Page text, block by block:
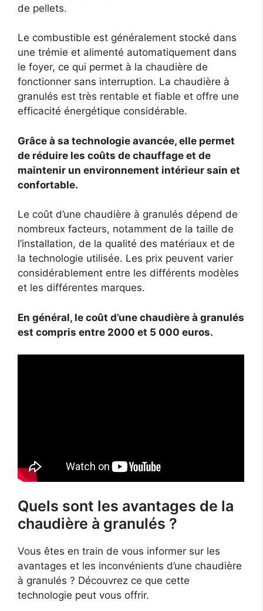
de pellets.
Le combustible est généralement stocké dans
une trémie et alimenté automatiquement dans
le foyer, ce qui permet à la chaudière de
fonctionner sans interruption. La chaudière à
granulés est très rentable et fiable et offre une
efficacité énergétique considérable.
Grâce à sa technologie avancée, elle permet
de réduire les coûts de chauffage et de
maintenir un environnement intérieur sain et
confortable.
Le coût d’une chaudière à granulés dépend de
nombreux facteurs, notamment de la taille de
l’installation, de la qualité des matériaux et de
la technologie utilisée. Les prix peuvent varier
considérablement entre les différents modèles
et les différentes marques.
En général, le coût d’une chaudière à granulés
est compris entre 2000 et 5 000 euros.
Quels sont les avantages de la
chaudière à granulés ?
Vous êtes en train de vous informer sur les
avantages et les inconvénients d’une chaudière
à granulés ? Découvrez ce que cette
technologie peut vous offrir.